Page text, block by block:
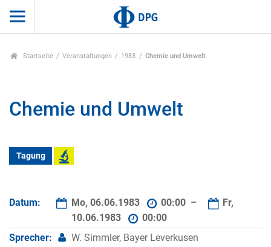
Startseite Veranstaltungen 1983 Chemie und Umwelt
Chemie und Umwelt
Tagung
Datum: Mo, 06.06.1983 00:00 –
Fr,
10.06.1983
00:00
Sprecher:
W. Simmler, Bayer Leverkusen